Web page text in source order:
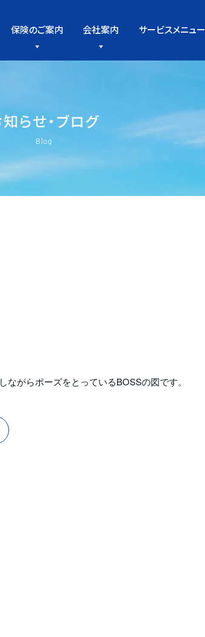
保険のご案内 会社案内 サービスメニュー
知らせ・ブログ
Blog
がらポーズをとっているBOSSの図です。